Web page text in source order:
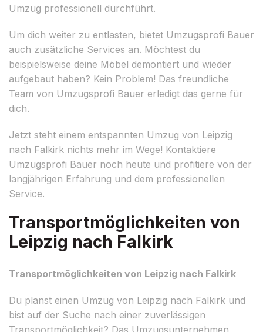
Umzug professionell durchführt.
Um dich weiter zu entlasten, bietet Umzugsprofi Bauer
auch zusätzliche Services an. Möchtest du
beispielsweise deine Möbel demontiert und wieder
aufgebaut haben? Kein Problem! Das freundliche
Team von Umzugsprofi Bauer erledigt das gerne für
dich.
Jetzt steht einem entspannten Umzug von Leipzig
nach Falkirk nichts mehr im Wege! Kontaktiere
Umzugsprofi Bauer noch heute und profitiere von der
langjährigen Erfahrung und dem professionellen
Service.
Transportmöglichkeiten von
Leipzig nach Falkirk
Transportmöglichkeiten von Leipzig nach Falkirk
Du planst einen Umzug von Leipzig nach Falkirk und
bist auf der Suche nach einer zuverlässigen
Transportmöglichkeit? Das Umzugsunternehmen